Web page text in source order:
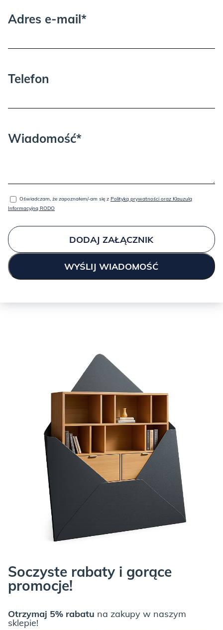
Adres e-mail*
Telefon
Wiadomość*
Oświadczam, że zapoznałem/-am się z Polityką prywatności oraz Klauzulą
Informacyjną RODO
DODAJ ZAŁĄCZNIK
Soczyste rabaty i gorące
promocje!
Otrzymaj 5% rabatu na zakupy w naszym
sklepie!